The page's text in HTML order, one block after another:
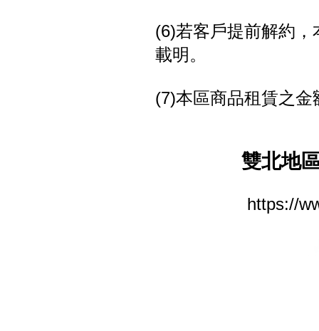
(6)若客戶提前解約
載明。
(7)本區商品租賃之
雙北地
https://